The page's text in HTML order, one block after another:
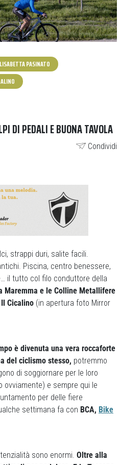
PASINATO
DI PEDALI E BUONA TAVOLA
Condividi
strappi duri, salite facili.
Piscina, centro benessere,
il tutto col filo conduttore della
Maremma e le Colline Metallifere
Cicalino (in apertura foto Mirror
è divenuta una vera roccaforte
del ciclismo stesso, potremmo
di soggiornare per le loro
ovviamente) e sempre qui le
per delle fiere
settimana fa con BCA, Bike
sono enormi. Oltre alla